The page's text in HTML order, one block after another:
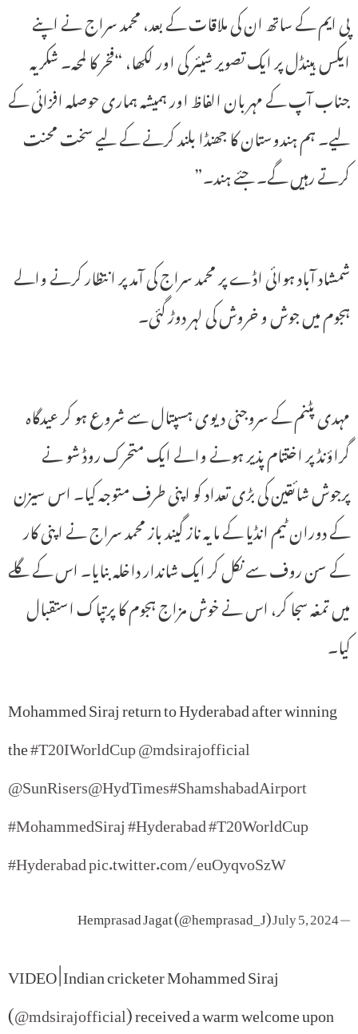
پی ایم کے ساتھ ان کی ملاقات کے بعد، محمد سراج نے اپنے
ایکس ہینڈل پر ایک تصویر شیئر کی اور لکھا، “فخر کا لمحہ۔ شکریہ
جناب آپ کے مہربان الفاظ اور ہمیشہ ہماری حوصلہ افزائی کے
لیے۔ ہم ہندوستان کا جھنڈا بلند کرنے کے لیے سخت محنت
کرتے رہیں گے۔ جئے ہند۔”
شمشاد آباد ہوائی اڈے پر محمد سراج کی آمد پر انتظار کرنے والے
ہجوم میں جوش و خروش کی لہر دوڑ گئی۔
مہدی پٹنم کے سروجنی دیوی ہسپتال سے شروع ہو کر عیدگاہ
گراؤنڈ پر اختتام پذیر ہونے والے ایک متحرک روڈ شو نے
پرجوش شائقین کی بڑی تعداد کو اپنی طرف متوجہ کیا۔ اس سیزن
کے دوران ٹیم انڈیا کے مایہ ناز گیند باز محمد سراج نے اپنی کار
کے سن روف سے نکل کر ایک شاندار داخلہ بنایا۔ اس کے گلے
میں تمغہ سجا کر، اس نے خوش مزاج ہجوم کا پرتپاک استقبال
کیا۔
Mohammed Siraj return to Hyderabad after winning
the#T20IWorldCup@mdsirajofficial
@SunRisers@HydTimes#ShamshabadAirport
#MohammedSiraj#Hyderabad#T20WorldCup
#Hyderabadpic.twitter.com/euOyqvoSzW
— Hemprasad Jagat (@hemprasad_J)
July 5, 2024
VIDEO | Indian cricketer Mohammed Siraj
(@mdsirajofficial) received a warm welcome upon